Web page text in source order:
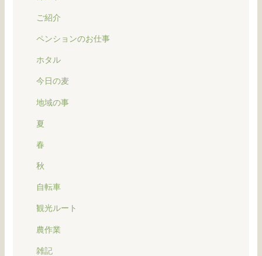
ご紹介
ペンションのお仕事
ホタル
今日の麦
地域の事
夏
春
秋
自転車
観光ルート
農作業
雑記